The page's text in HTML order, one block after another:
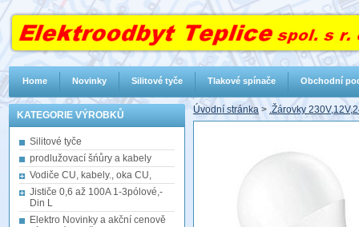
KATEGORIE VÝROBKŮ
Silitové tyče
prodlužovací šńůry a kabely
Vodiče CU, kabely., oka CU,
Jističe 0,6 až 100A 1-3pólové,-
Din L
Elektro Novinky a akční cenově
Úvodní stránka > .Žárovky
Home Novinky Silitové tyče Tlakové spínače Obchodní